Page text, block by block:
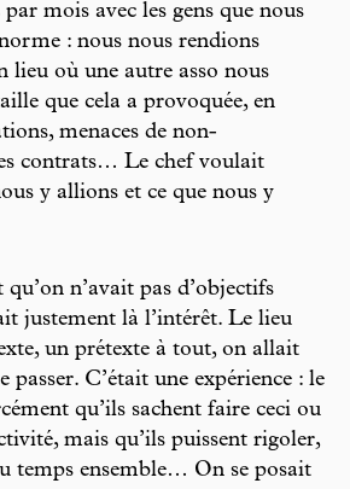
mois avec les gens que nous
: nous nous rendions
lieu où une autre asso nous
que cela a provoquée, en
menaces de non-
contrats… Le chef voulait
y allions et ce que nous y
n’avait pas d’objectifs
justement là l’intérêt. Le lieu
un prétexte à tout, on allait
passer. C’était une expérience : le
qu’ils sachent faire ceci ou
mais qu’ils puissent rigoler,
temps ensemble… On se posait